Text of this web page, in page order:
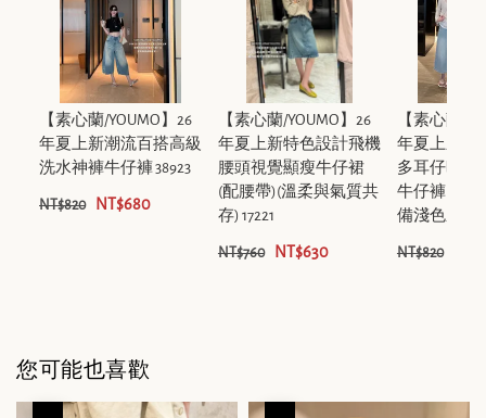
【素心蘭/YOUMO】26
年夏上新潮流百搭高級
洗水神褲牛仔褲 38923
NT$820 NT$680
【素心蘭/YOUMO】26
年夏上新特色設計飛機
腰頭視覺顯瘦牛仔裙
(配腰帶)(溫柔與氣質共
存) 17221
NT$760 NT$630
【素心蘭/
年夏上新磨
多耳仔時尚
牛仔褲(配
備淺色系牛
NT$820
您可能也喜歡